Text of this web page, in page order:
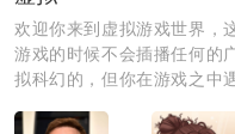
欢迎你来到虚拟游戏世界，
游戏的时候不会插播任何的
拟科幻的，但你在游戏之中